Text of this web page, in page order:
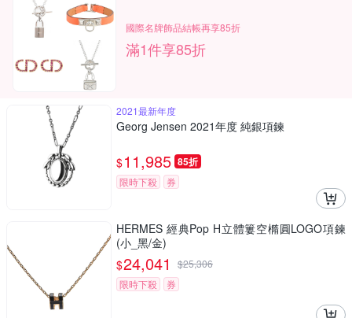
國際名牌飾品結帳再享85折
滿1件享85折
2021最新年度
Georg Jensen 2021年度 純銀項鍊
$11,985 85折
限時下殺 券
HERMES 經典Pop H立體簍空橢圓LOGO項鍊
(小_黑/金)
$24,041 $25,306
限時下殺
券